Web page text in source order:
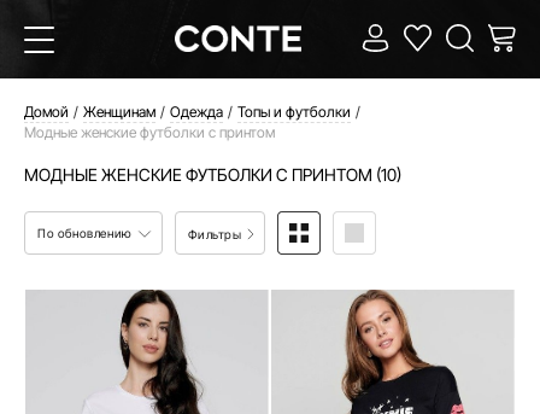
Домой Женщинам Одежда
Топы и футболки
Модные женские футболки с принтом
МОДНЫЕ ЖЕНСКИЕ ФУТБОЛКИ С ПРИНТОМ (10)
По обновлению Фильтры